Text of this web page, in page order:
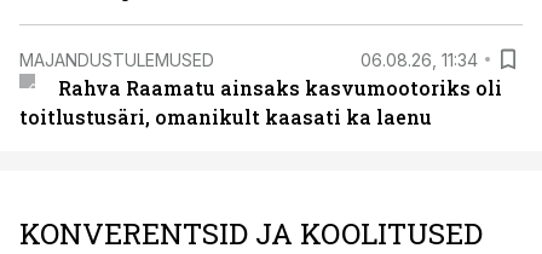
MAJANDUSTULEMUSED 06.08.26, 11:34
Rahva Raamatu ainsaks kasvumootoriks oli
toitlustusäri, omanikult kaasati ka laenu
KONVERENTSID JA KOOLITUSED